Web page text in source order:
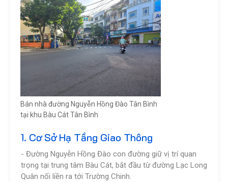
Bán nhà đường Nguyễn Hồng Đào Tân Bình
tại khu Bàu Cát Tân Bình
1. Cơ Sở Hạ Tầng Giao Thông
- Đường Nguyễn Hồng Đào con đường giữ vị trí quan
trọng tại trung tâm Bàu Cát, bắt đầu từ đường Lạc Long
Quân nối liền ra tới Trường Chinh.